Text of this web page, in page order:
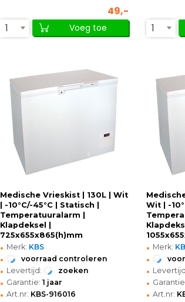
49,-
1
Voeg toe 1
Medische Vrieskist | 130L | Wit
| -10°C/-45°C | Statisch |
Temperatuuralarm |
Klapdeksel |
725x655x865(h)mm
• Merk: KBS
• voorraad controleren
• Levertijd: zoeken
• Garantie: 1 jaar
• Art.nr: KBS-916016
Wit | -
• Merk:
•
•
•
• Art.nr: